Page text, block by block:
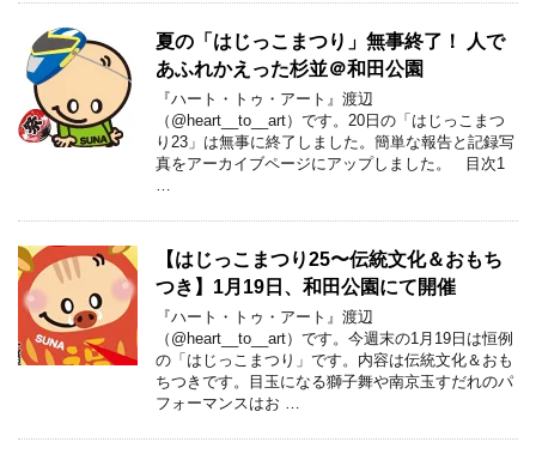
夏の「はじっこまつり」無事終了！ 人で
あふれかえった杉並＠和田公園
『ハート・トゥ・アート』渡辺
（@heart__to__art）です。20日の「はじっこまつ
り23」は無事に終了しました。簡単な報告と記録写
真をアーカイブページにアップしました。 目次1
【はじっこまつり25〜伝統文化＆おもち
つき】1月19日、和田公園にて開催
『ハート・トゥ・アート』渡辺
（@heart__to__art）です。今週末の1月19日は恒例
の「はじっこまつり」です。内容は伝統文化＆おも
ちつきです。目玉になる獅子舞や南京玉すだれのパ
フォーマンスはお …